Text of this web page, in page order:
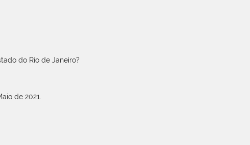
do Rio de Janeiro?
de 2021.